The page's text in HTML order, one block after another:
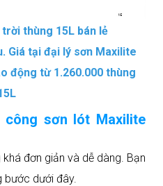
thùng 15L bán lẻ
Giá tại đại lý sơn Maxilite
động từ 1.260.000 thùng
sơn lót Maxilite
đơn giản và dễ dàng. Bạn
bước dưới đây.